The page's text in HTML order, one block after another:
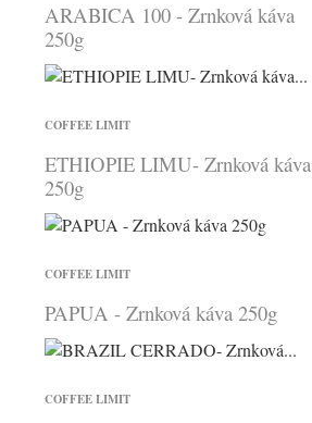
ARABICA 100 - Zrnková káva
250g
COFFEE LIMIT
ETHIOPIE LIMU- Zrnková káva
250g
COFFEE LIMIT
PAPUA - Zrnková káva 250g
COFFEE LIMIT